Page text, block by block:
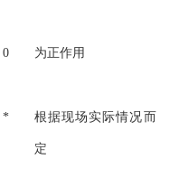
0 为正作用
* 根据现场实际情况而
定